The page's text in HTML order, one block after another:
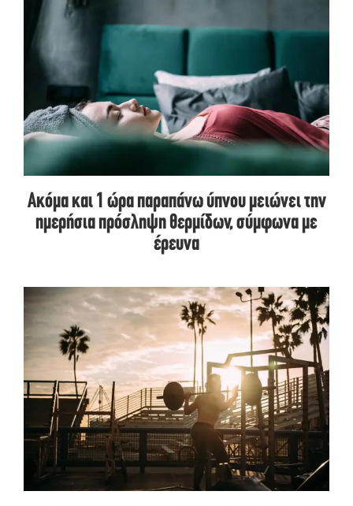
Ακόμα και 1 ώρα παραπάνω ύπνου μειώνει την
ημερήσια πρόσληψη θερμίδων, σύμφωνα με
έρευνα